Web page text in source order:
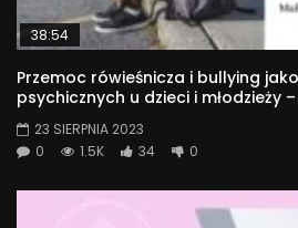
38:54
Przemoc rówieśnicza i bullying
psychicznych u dzieci i młodzieży
23 SIERPNIA 2023
0
1.5K 34 0